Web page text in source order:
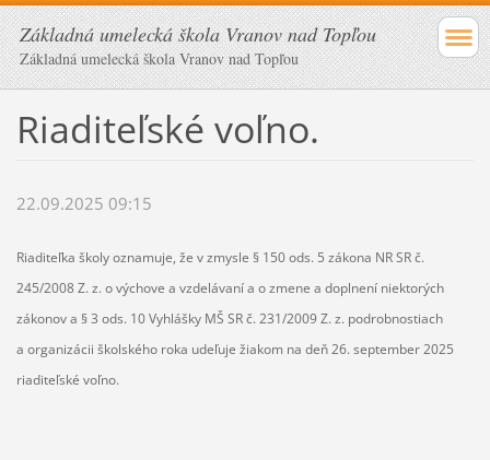
Základná umelecká škola Vranov nad Topľou
Základná umelecká škola Vranov nad Topľou
Riaditeľské voľno.
22.09.2025 09:15
Riaditeľka školy oznamuje, že v zmysle § 150 ods. 5 zákona NR SR č.
245/2008 Z. z. o výchove a vzdelávaní a o zmene a doplnení niektorých
zákonov a § 3 ods. 10 Vyhlášky MŠ SR č. 231/2009 Z. z. podrobnostiach
a organizácii školského roka udeľuje žiakom na deň 26. september 2025
riaditeľské voľno.